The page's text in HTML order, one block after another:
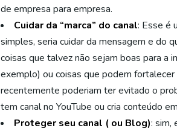
de empresa para empresa.
Cuidar da “marca” do canal: Esse é
simples, seria cuidar da mensagem e do
coisas que talvez não sejam boas para a
exemplo) ou coisas que podem
recentemente poderiam ter evitado o
tem canal no YouTube ou cria conteúdo
Proteger seu canal ( ou Blog): sim,